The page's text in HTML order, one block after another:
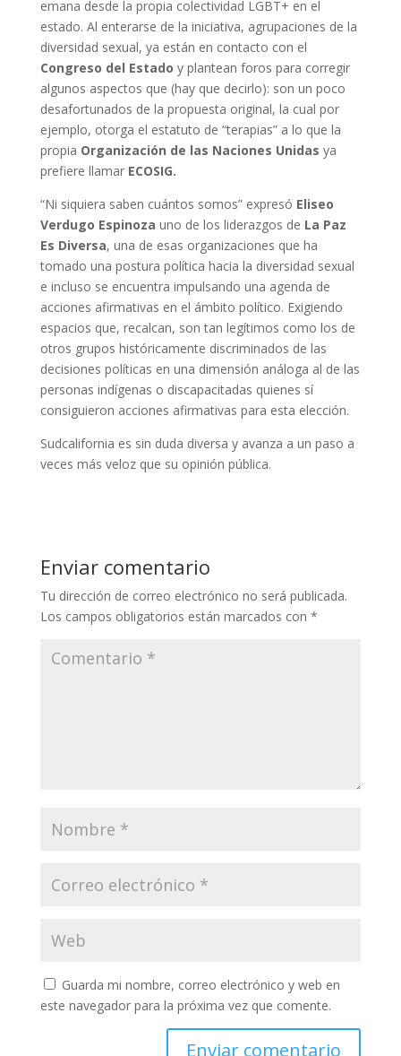
emana desde la propia colectividad LGBT+ en el
estado. Al enterarse de la iniciativa, agrupaciones de la
diversidad sexual, ya están en contacto con el
Congreso del Estado y plantean foros para corregir
algunos aspectos que (hay que decirlo): son un poco
desafortunados de la propuesta original, la cual por
ejemplo, otorga el estatuto de “terapias” a lo que la
propia Organización de las Naciones Unidas ya
prefiere llamar ECOSIG.
“Ni siquiera saben cuántos somos” expresó Eliseo
Verdugo Espinoza uno de los liderazgos de La Paz
Es Diversa, una de esas organizaciones que ha
tomado una postura política hacia la diversidad sexual
e incluso se encuentra impulsando una agenda de
acciones afirmativas en el ámbito político. Exigiendo
espacios que, recalcan, son tan legítimos como los de
otros grupos históricamente discriminados de las
decisiones políticas en una dimensión análoga al de las
personas indígenas o discapacitadas quienes sí
consiguieron acciones afirmativas para esta elección.
Sudcalifornia es sin duda diversa y avanza a un paso a
veces más veloz que su opinión pública.
Enviar comentario
Tu dirección de correo electrónico no será publicada.
Los campos obligatorios están marcados con *
Guarda mi nombre, correo electrónico y web en
este navegador para la próxima vez que comente.